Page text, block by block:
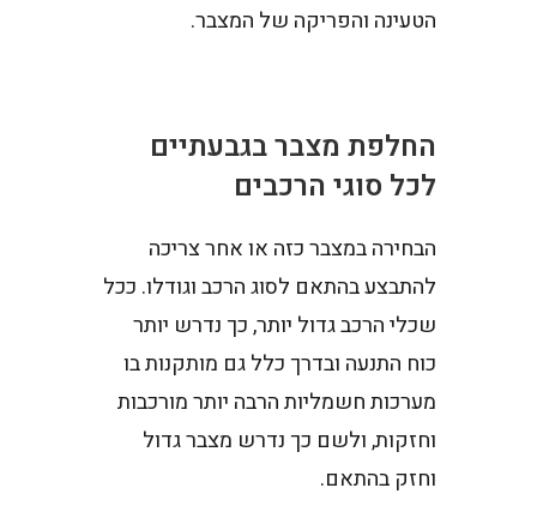
הטעינה והפריקה של המצבר.
החלפת מצבר בגבעתיים
לכל סוגי הרכבים
הבחירה במצבר כזה או אחר צריכה
להתבצע בהתאם לסוג הרכב וגודלו. ככל
שכלי הרכב גדול יותר, כך נדרש יותר
כוח התנעה ובדרך כלל גם מותקנות בו
מערכות חשמליות הרבה יותר מורכבות
וחזקות, ולשם כך נדרש מצבר גדול
וחזק בהתאם.